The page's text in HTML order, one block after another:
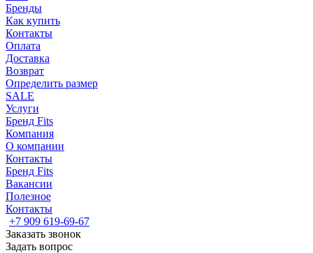
Бренды
Как купить
Контакты
Оплата
Доставка
Возврат
Определить размер
SALE
Услуги
Бренд Fits
Компания
О компании
Контакты
Бренд Fits
Вакансии
Полезное
Контакты
+7 909 619-69-67
Заказать звонок
Задать вопрос